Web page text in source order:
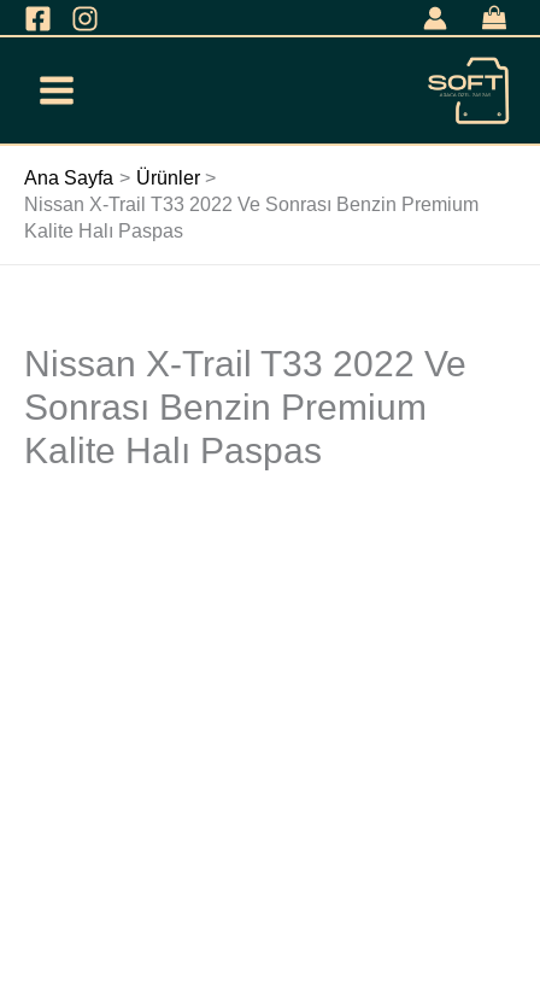
İçeriğe
Ana Sayfa
Ürünler
Nissan X-Trail T33 2022 Ve Sonrası Benzin Premium
Kalite Halı Paspas
Nissan X-Trail T33 2022 Ve
Sonrası Benzin Premium
Kalite Halı Paspas
Nissan
X-
T33